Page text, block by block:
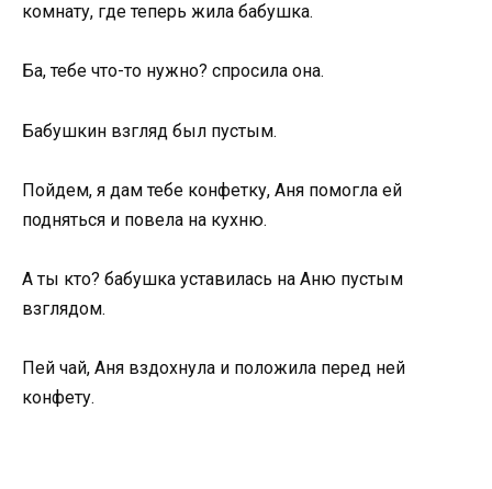
комнату, где теперь жила бабушка.
Ба, тебе что-то нужно? спросила она.
Бабушкин взгляд был пустым.
Пойдем, я дам тебе конфетку, Аня помогла ей
подняться и повела на кухню.
А ты кто? бабушка уставилась на Аню пустым
взглядом.
Пей чай, Аня вздохнула и положила перед ней
конфету.